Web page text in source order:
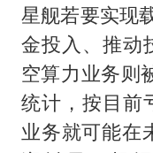
星舰若要实现
金投入、推动
空算力业务则
统计，按目前
业务就可能在